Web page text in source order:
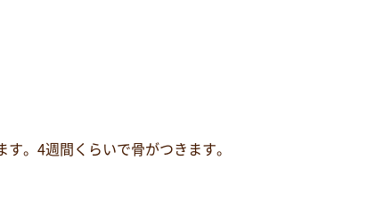
。4週間くらいで骨がつきます。